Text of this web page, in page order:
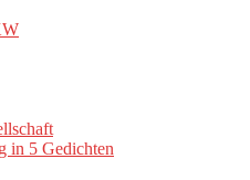
in 5 Gedichten